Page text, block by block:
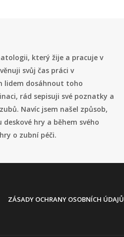
který žije a pracuje v
svůj čas práci v
lidem dosáhnout toho
rád sepisuji své poznatky a
Navíc jsem našel způsob,
hry a během svého
o zubní péči.
ZÁSADY OCHRANY OSOBNÍCH ÚDAJŮ